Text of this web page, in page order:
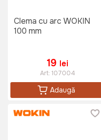
Clema cu arc WOKIN
100 mm
19 lei
Art: 107004
Adaugă